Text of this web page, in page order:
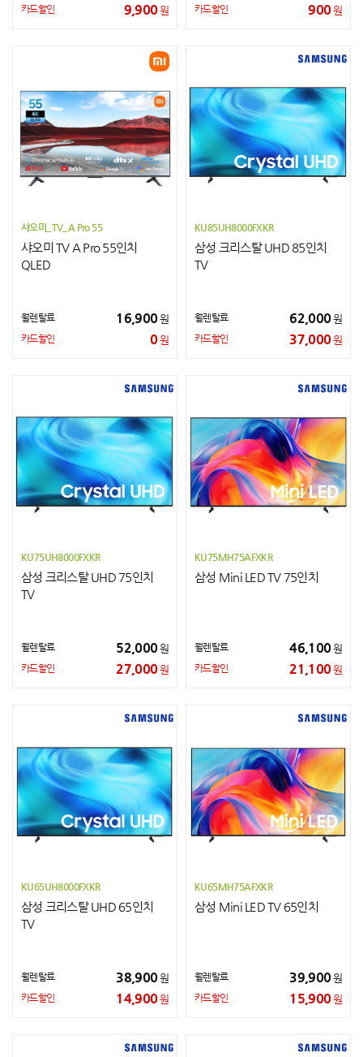
카드할인 9,900원 카드할인 900원
샤오미_TV_A Pro 55
샤오미 TV A Pro 55인치
QLED
월렌탈료 16,900원
카드할인 0원
KU85UH8000FXKR
삼성 크리스탈 UHD 85인치
TV
월렌탈료 62,000원
카드할인 37,000원
KU75UH8000FXKR
삼성 크리스탈 UHD 75인치
TV
월렌탈료 52,000원
카드할인 27,000원
KU75MH75AFXKR
삼성 Mini LED TV 75인치
월렌탈료 46,100원
카드할인 21,100원
KU65UH8000FXKR
삼성 크리스탈 UHD 65인치
TV
월렌탈료 38,900원
카드할인 14,900원
KU65MH75AFXKR
삼성 Mini LED TV 65인치
월렌탈료 39,900원
카드할인 15,900원